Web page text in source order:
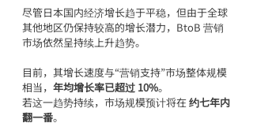
尽管日本国内经济增长趋于平稳，但由于全球
其他地区仍保持较高的增长潜力，BtoB 营销
市场依然呈持续上升趋势。
目前，其增长速度与“营销支持”市场整体规模
相当， 年均增长率已超过 10%。
若这一趋势持续，市场规模预计将在 约七年内
翻一番。